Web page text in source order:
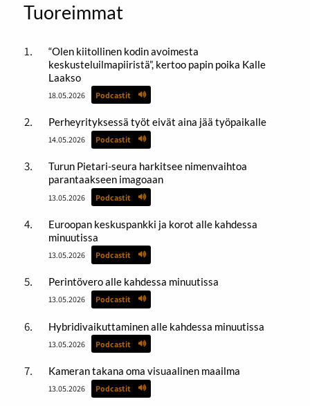
Tuoreimmat
“Olen kiitollinen kodin avoimesta
keskusteluilmapiiristä”, kertoo papin poika Kalle
Laakso
18.05.2026 Podcastit
Perheyrityksessä työt eivät aina jää työpaikalle
14.05.2026 Podcastit
Turun Pietari-seura harkitsee nimenvaihtoa
parantaakseen imagoaan
13.05.2026 Podcastit
Euroopan keskuspankki ja korot alle kahdessa
minuutissa
13.05.2026 Podcastit
Perintövero alle kahdessa minuutissa
13.05.2026 Podcastit
Hybridivaikuttaminen alle kahdessa minuutissa
13.05.2026 Podcastit
Kameran takana oma visuaalinen maailma
13.05.2026 Podcastit